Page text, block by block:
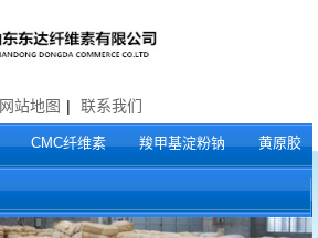
网站地图 | 联系我们
CMC纤维素 羧甲基淀粉钠 黄原胶